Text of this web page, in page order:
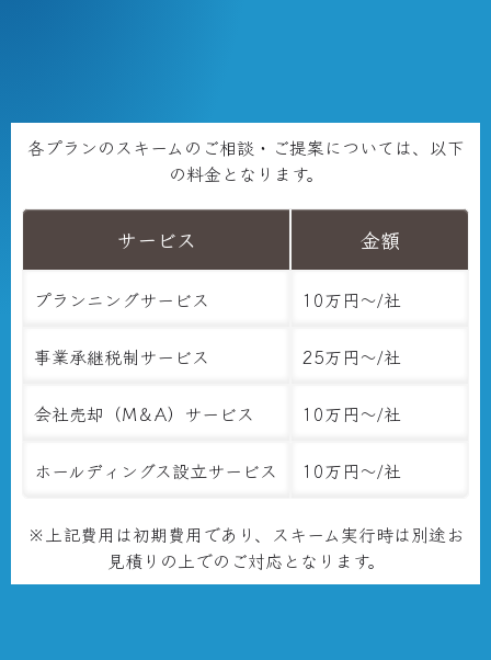
各プランのスキームのご相談・ご提案については、以下
の料金となります。
サービス 金額
プランニングサービス 10万円～/社
事業承継税制サービス 25万円～/社
会社売却（M＆A）サービス 10万円～/社
ホールディングス設立サービス 10万円～/社
※上記費用は初期費用であり、スキーム実行時は別途お
見積りの上でのご対応となります。